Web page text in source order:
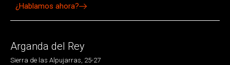
¿Hablamos ahora?
Arganda del Rey
Sierra de las Alpujarras, 25-27